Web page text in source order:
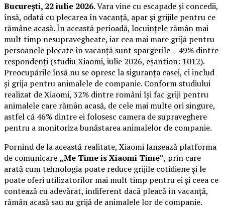
București, 22 iulie 2026. Vara vine cu escapade și concedii,
însă, odată cu plecarea în vacanță, apar și grijile pentru ce
rămâne acasă. În această perioadă, locuințele rămân mai
mult timp nesupravegheate, iar cea mai mare grijă pentru
persoanele plecate în vacanță sunt spargerile – 49% dintre
respondenți (studiu Xiaomi, iulie 2026, eșantion: 1012).
Preocupările însă nu se opresc la siguranța casei, ci includ
și grija pentru animalele de companie. Conform studiului
realizat de Xiaomi, 32% dintre români își fac griji pentru
animalele care rămân acasă, de cele mai multe ori singure,
astfel că 46% dintre ei folosesc camera de supraveghere
pentru a monitoriza bunăstarea animalelor de companie.
Pornind de la această realitate, Xiaomi lansează platforma
de comunicare „Me Time is Xiaomi Time”, prin care
arată cum tehnologia poate reduce grijile cotidiene și le
poate oferi utilizatorilor mai mult timp pentru ei și ceea ce
contează cu adevărat, indiferent dacă pleacă în vacanță,
rămân acasă sau au grijă de animalele lor de companie.